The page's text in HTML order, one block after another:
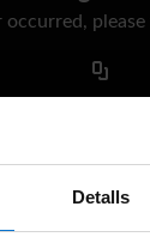
Detalls
occurred,